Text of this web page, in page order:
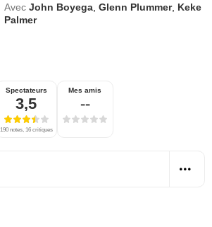
Avec John Boyega ,Glenn Plummer, Keke
Palmer
Spectateurs
3,5
190 notes, 16 critiques
Mes amis
--